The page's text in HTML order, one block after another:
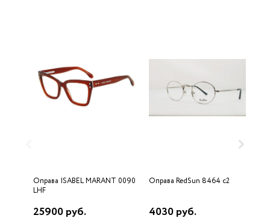
Оправа ISABEL MARANT 0090
LHF
25900 руб.
Оправа RedSun 8464 с2
4030 руб.